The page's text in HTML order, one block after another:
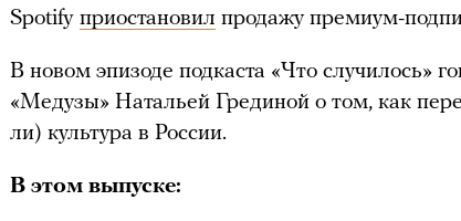
Spotify приостановил продажу премиум-
В новом эпизоде подкаста «Что случилось»
«Медузы» Натальей Грединой о том, как
ли) культура в России.
В этом выпуске: